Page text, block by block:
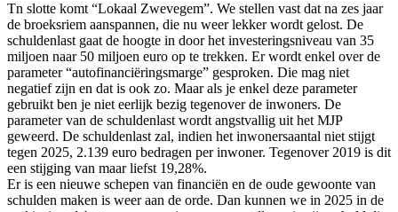
Tn slotte komt “Lokaal Zwevegem”. We stellen vast dat na zes jaar
de broeksriem aanspannen, die nu weer lekker wordt gelost. De
schuldenlast gaat de hoogte in door het investeringsniveau van 35
miljoen naar 50 miljoen euro op te trekken. Er wordt enkel over de
parameter “autofinanciëringsmarge” gesproken. Die mag niet
negatief zijn en dat is ook zo. Maar als je enkel deze parameter
gebruikt ben je niet eerlijk bezig tegenover de inwoners. De
parameter van de schuldenlast wordt angstvallig uit het MJP
geweerd. De schuldenlast zal, indien het inwonersaantal niet stijgt
tegen 2025, 2.139 euro bedragen per inwoner. Tegenover 2019 is dit
een stijging van maar liefst 19,28%.
Er is een nieuwe schepen van financiën en de oude gewoonte van
schulden maken is weer aan de orde. Dan kunnen we in 2025 in de